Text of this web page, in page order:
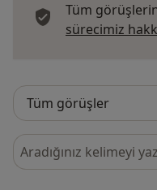
Tüm
sürecimiz
Görüşler içerisinde ara